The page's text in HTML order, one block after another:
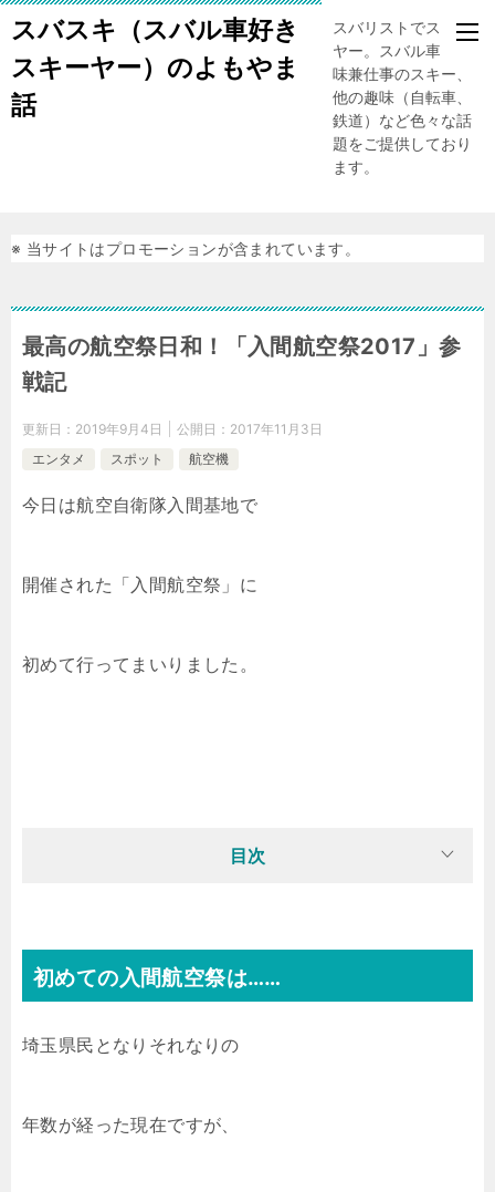
スバスキ（スバル車好き
スキーヤー）のよもやま
話
スバリストでスキー
ヤー。スバル車、趣
味兼仕事のスキー、
他の趣味（自転車、
鉄道）など色々な話
題をご提供しており
ます。
※ 当サイトはプロモーションが含まれています。
最高の航空祭日和！「入間航空祭2017」参
戦記
更新日： 2019年9月4日 公開日： 2017年11月3日
エンタメ
スポット 航空機
今日は航空自衛隊入間基地で
開催された「入間航空祭」に
初めて行ってまいりました。
目次
初めての入間航空祭は……
埼玉県民となりそれなりの
年数が経った現在ですが、